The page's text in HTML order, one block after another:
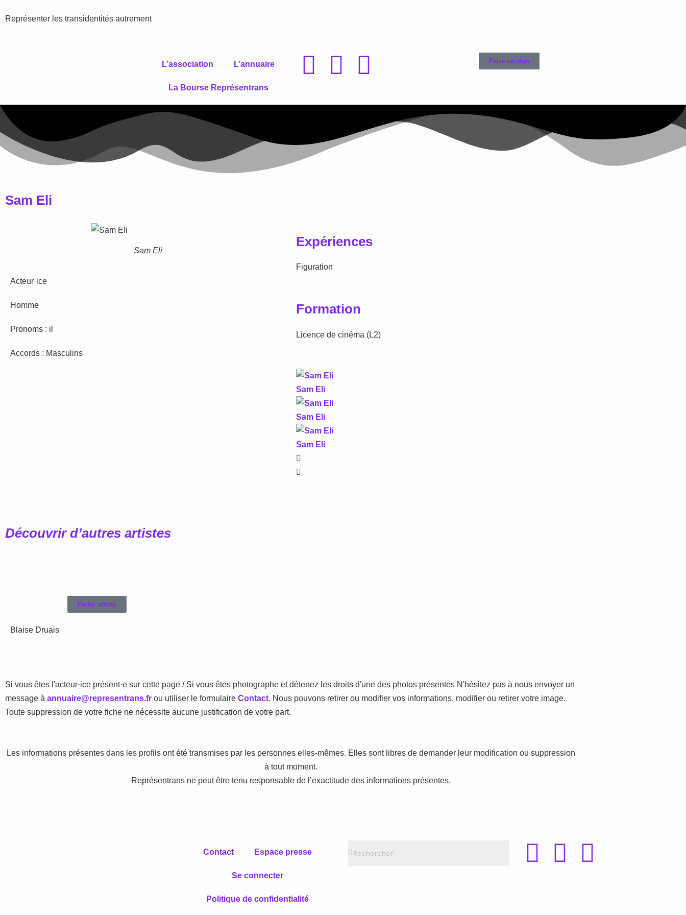
Représenter les transidentités autrement
L’association L’annuaire
La Bourse Représentrans
Faire un don
Sam Eli
Sam Eli
Acteur·ice
Homme
Pronoms : il
Accords : Masculins
Expériences
Figuration
Formation
Licence de cinéma (L2)
Sam Eli
Sam Eli
Sam Eli
Découvrir d’autres artistes
Fiche artiste
Blaise Druais
Si vous êtes l'acteur·ice présent·e sur cette page / Si vous êtes photographe et détenez les droits d'une des photos présentes N'hésitez pas à nous envoyer un
message à annuaire@representrans.fr ou utiliser le formulaire Contact. Nous pouvons retirer ou modifier vos informations, modifier ou retirer votre image.
Toute suppression de votre fiche ne nécessite aucune justification de votre part.
Les informations présentes dans les profils ont été transmises par les personnes elles-mêmes. Elles sont libres de demander leur modification ou suppression
à tout moment.
Représentrans ne peut être tenu responsable de l’exactitude des informations présentes.
Contact Espace presse
Se connecter
Politique de confidentialité